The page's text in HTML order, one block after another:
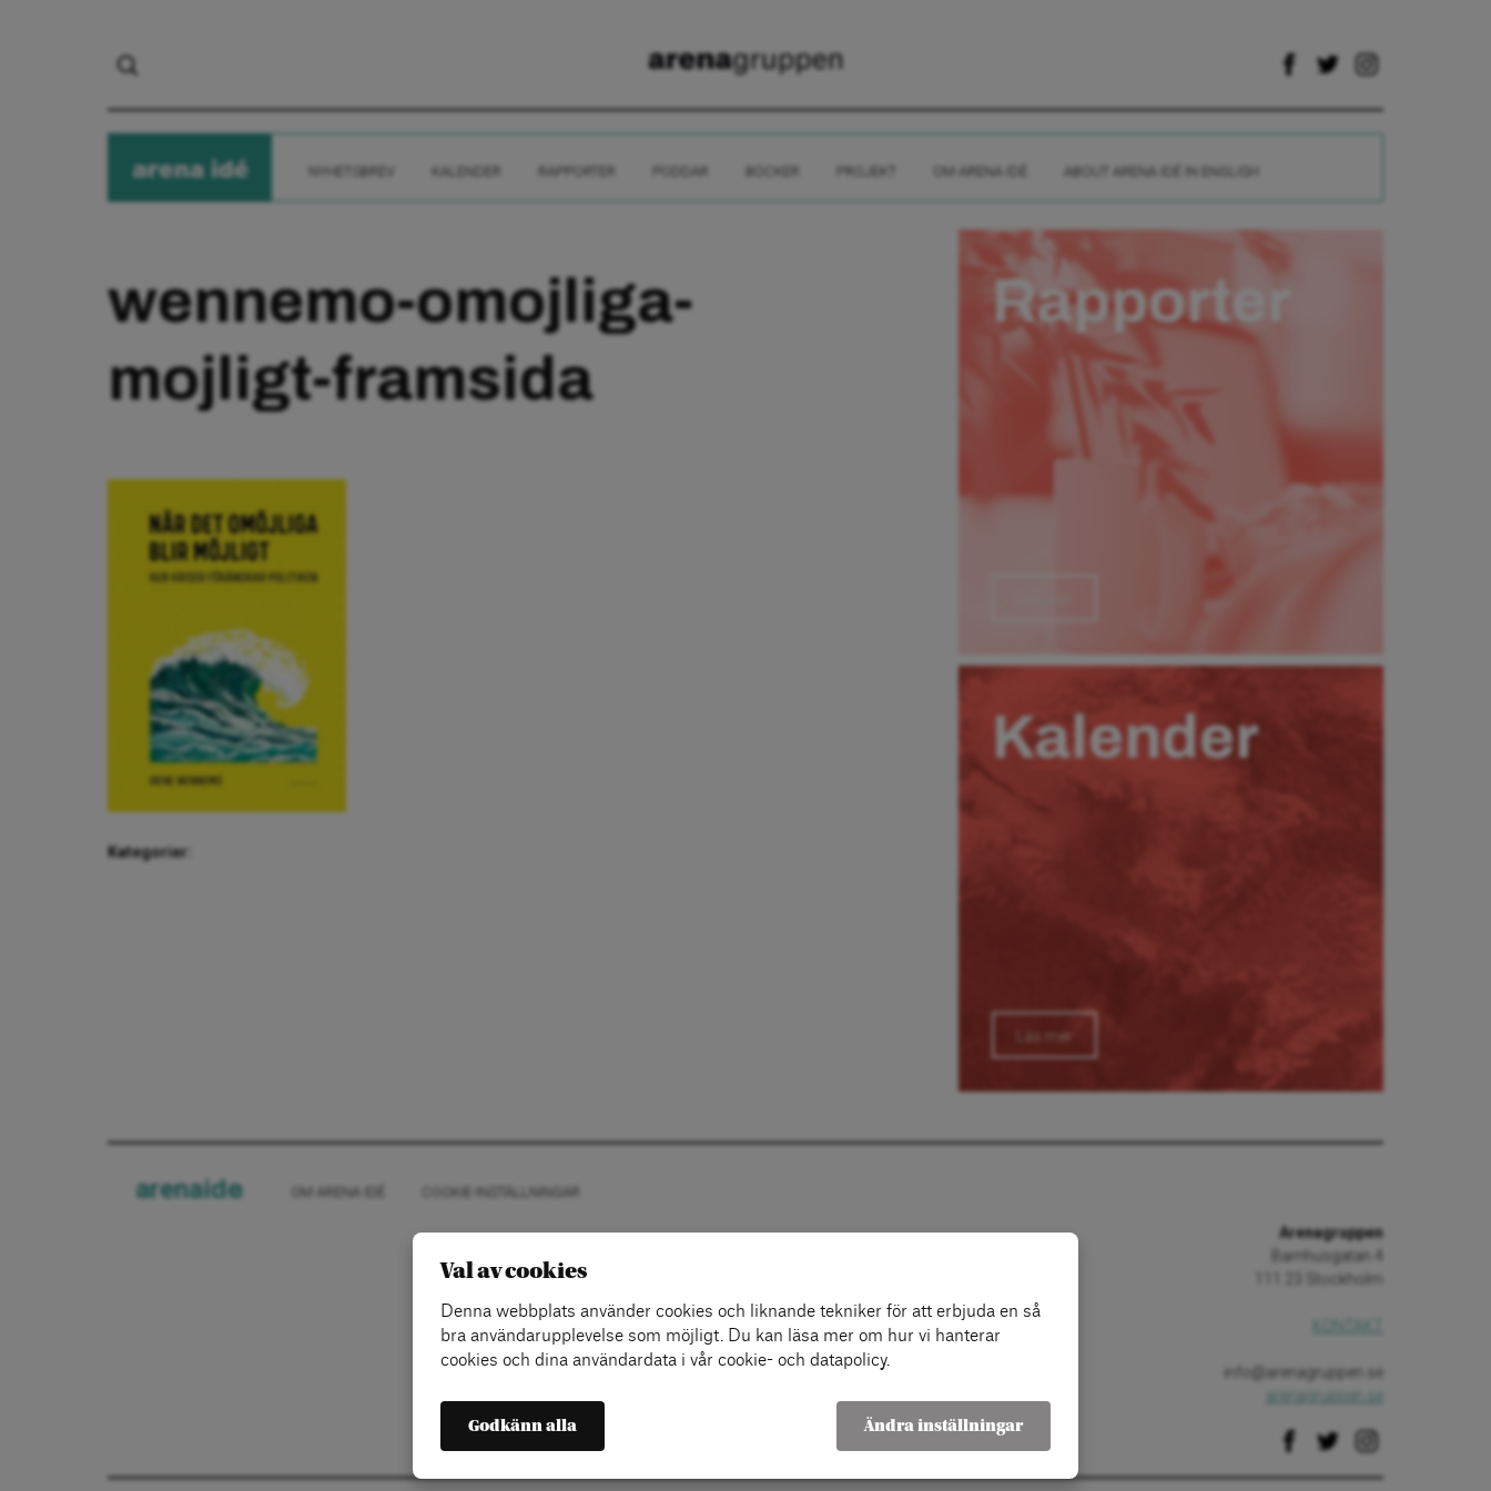
arenaide KALENDER RAPPORTER BÖCKER PROJEKT OM ARENA IDÉ ABOUT ARENA IDÉ IN ENGLISH
wennemo-omojliga-
mojligt-framsida
Kategorier:
Rapporter
Kalender
Läs mer
arenaide OM ARENA IDÉ COOKIE-INSTÄLLNINGAR
Arenagruppen
Barnhusgatan 4
111 23 Stockholm
info@arenagruppen.se
arenagruppen.se
Val av cookies
Denna webbplats använder cookies och liknande tekniker för att erbjuda en så
bra användarupplevelse som möjligt. Du kan läsa mer om hur vi hanterar
cookies och dina användardata i vår cookie- och datapolicy.
Godkänn alla Ändra inställningar